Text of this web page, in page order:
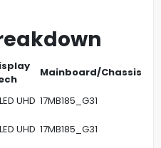
Mainboard/Chassis
UHD 17MB185_G31
UHD 17MB185_G31